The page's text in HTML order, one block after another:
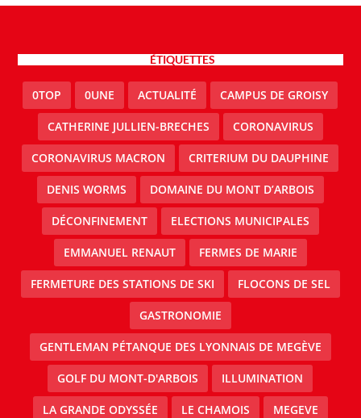
ÉTIQUETTES
0TOP 0UNE ACTUALITÉ CAMPUS DE GROISY
CATHERINE JULLIEN-BRECHES CORONAVIRUS
CORONAVIRUS MACRON CRITERIUM DU DAUPHINE
DENIS WORMS DOMAINE DU MONT D’ARBOIS
DÉCONFINEMENT ELECTIONS MUNICIPALES
EMMANUEL RENAUT FERMES DE MARIE
FERMETURE DES STATIONS DE SKI FLOCONS DE SEL
GASTRONOMIE
GENTLEMAN PÉTANQUE DES LYONNAIS DE MEGÈVE
GOLF DU MONT-D'ARBOIS ILLUMINATION
LA GRANDE ODYSSÉE LE CHAMOIS MEGEVE